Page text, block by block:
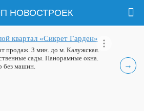
НОВОСТРОЕК
→
квартал «Сикрет Гарден»
продаж. 3 мин. до м. Калужская.
сады. Панорамные окна.
без машин.